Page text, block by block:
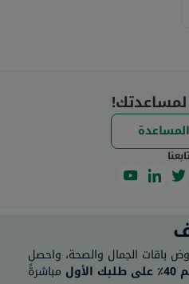
تابعنا
باقات الجمال والصحة، واحصل